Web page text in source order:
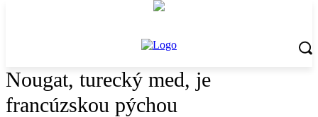
Nougat, turecký med, je
francúzskou pýchou